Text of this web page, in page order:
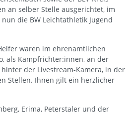
an selber Stelle ausgerichtet, im
die BW Leichtathletik Jugend
waren im ehrenamtlichen
als Kampfrichter:innen, an der
der Livestream-Kamera, in der
Stellen. Ihnen gilt ein herzlicher
Erima, Peterstaler und der